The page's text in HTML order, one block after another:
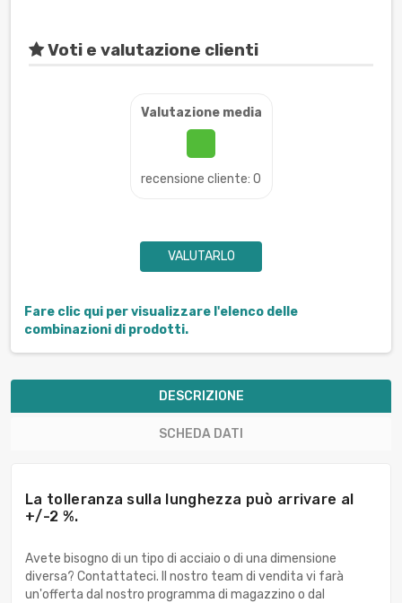
Voti e valutazione clienti
Valutazione media
recensione cliente: 0
VALUTARLO
Fare clic qui per visualizzare l'elenco delle
combinazioni di prodotti.
DESCRIZIONE
SCHEDA DATI
La tolleranza sulla lunghezza può arrivare al
+/-2 %.
Avete bisogno di un tipo di acciaio o di una dimensione
diversa? Contattateci. Il nostro team di vendita vi farà
un'offerta dal nostro programma di magazzino o dal